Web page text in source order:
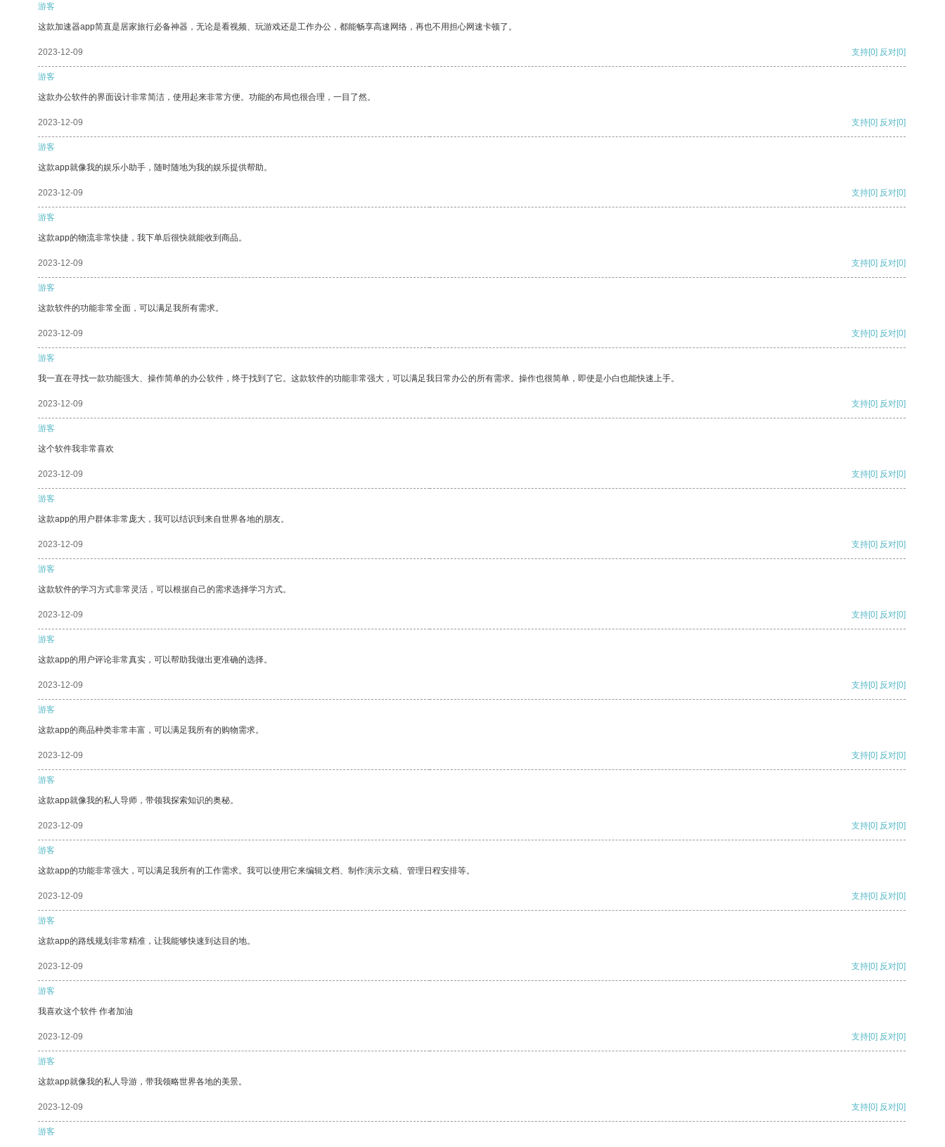
游客
这款加速器app简直是居家旅行必备神器，无论是看视频、玩游戏还是工作办公，都能畅享高速网络，再也不用担心网速卡顿了。
2023-12-09 支持[0] 反对[0]
游客
这款办公软件的界面设计非常简洁，使用起来非常方便。功能的布局也很合理，一目了然。
2023-12-09 支持[0] 反对[0]
游客
这款app就像我的娱乐小助手，随时随地为我的娱乐提供帮助。
2023-12-09 支持[0] 反对[0]
游客
这款app的物流非常快捷，我下单后很快就能收到商品。
2023-12-09 支持[0] 反对[0]
游客
这款软件的功能非常全面，可以满足我所有需求。
2023-12-09 支持[0] 反对[0]
游客
我一直在寻找一款功能强大、操作简单的办公软件，终于找到了它。这款软件的功能非常强大，可以满足我日常办公的所有需求。操作也很简单，即使是小白也能快速上手。
2023-12-09 支持[0] 反对[0]
游客
这个软件我非常喜欢
2023-12-09 支持[0] 反对[0]
游客
这款app的用户群体非常庞大，我可以结识到来自世界各地的朋友。
2023-12-09 支持[0] 反对[0]
游客
这款软件的学习方式非常灵活，可以根据自己的需求选择学习方式。
2023-12-09 支持[0] 反对[0]
游客
这款app的用户评论非常真实，可以帮助我做出更准确的选择。
2023-12-09 支持[0] 反对[0]
游客
这款app的商品种类非常丰富，可以满足我所有的购物需求。
2023-12-09 支持[0] 反对[0]
游客
这款app就像我的私人导师，带领我探索知识的奥秘。
2023-12-09 支持[0] 反对[0]
游客
这款app的功能非常强大，可以满足我所有的工作需求。我可以使用它来编辑文档、制作演示文稿、管理日程安排等。
2023-12-09 支持[0] 反对[0]
游客
这款app的路线规划非常精准，让我能够快速到达目的地。
2023-12-09 支持[0] 反对[0]
游客
我喜欢这个软件 作者加油
2023-12-09 支持[0] 反对[0]
游客
这款app就像我的私人导游，带我领略世界各地的美景。
2023-12-09 支持[0] 反对[0]
游客